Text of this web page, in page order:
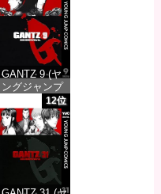
価格：¥100
GANTZ 9 (ヤ
ングジャンプ
コミックス
DIGITAL)
価格：¥100
12位